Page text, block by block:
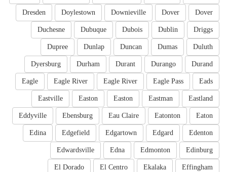
Dover
Dover
Downieville
Doylestown
Dresden
Driggs
Dublin
Dubois
Dubuque
Duchesne
Duluth
Dumas
Duncan
Dunlap
Dupree
Durand
Durango
Durant
Durham
Dyersburg
Eads
Eagle Pass
Eagle River
Eagle River
Eagle
Eastland
Eastman
Easton
Easton
Eastville
Eaton
Eatonton
Eau Claire
Ebensburg
Eddyville
Edenton
Edgard
Edgartown
Edgefield
Edina
Edinburg
Edmonton
Edna
Edwardsville
Effingham
Ekalaka
El Centro
El Dorado